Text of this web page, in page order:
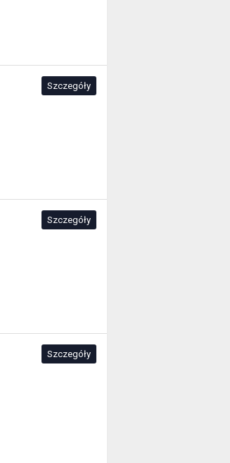
Szczegóły
Szczegóły
Szczegóły